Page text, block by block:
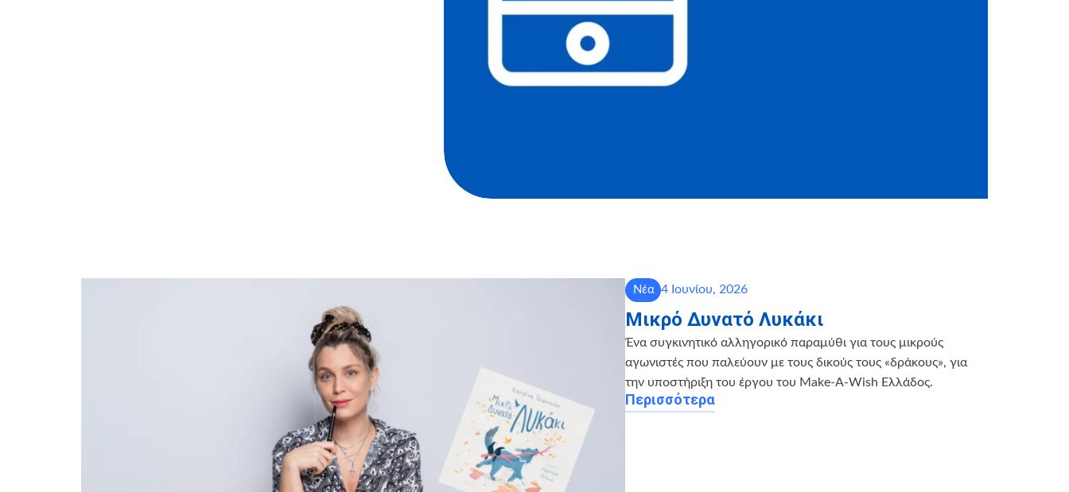
Νέα 4 Ιουνίου, 2026
Μικρό Δυνατό Λυκάκι
Ένα συγκινητικό αλληγορικό παραμύθι για τους μικρούς
αγωνιστές που παλεύουν με τους δικούς τους «δράκους», για
την υποστήριξη του έργου του Make-A-Wish Ελλάδος.
Περισσότερα